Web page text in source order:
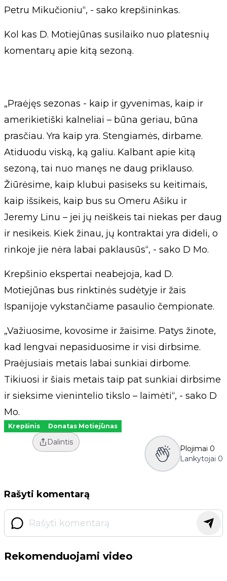
Petru Mikučioniu“, - sako krepšininkas.
Kol kas D. Motiejūnas susilaiko nuo platesnių
komentarų apie kitą sezoną.
„Praėjęs sezonas - kaip ir gyvenimas, kaip ir
amerikietiški kalneliai – būna geriau, būna
prasčiau. Yra kaip yra. Stengiamės, dirbame.
Atiduodu viską, ką galiu. Kalbant apie kitą
sezoną, tai nuo manęs ne daug priklauso.
Žiūrėsime, kaip klubui pasiseks su keitimais,
kaip išsikeis, kaip bus su Omeru Ašiku ir
Jeremy Linu – jei jų neiškeis tai niekas per daug
ir nesikeis. Kiek žinau, jų kontraktai yra dideli, o
rinkoje jie nėra labai paklausūs“, - sako D Mo.
Krepšinio ekspertai neabejoja, kad D.
Motiejūnas bus rinktinės sudėtyje ir žais
Ispanijoje vykstančiame pasaulio čempionate.
„Važiuosime, kovosime ir žaisime. Patys žinote,
kad lengvai nepasiduosime ir visi dirbsime.
Praėjusiais metais labai sunkiai dirbome.
Tikiuosi ir šiais metais taip pat sunkiai dirbsime
ir sieksime vienintelio tikslo – laimėti“, - sako D
Mo.
Krepšinis Donatas Motiejūnas
Dalintis
Plojimai 0
Lankytojai 0
Rašyti komentarą
Rekomenduojami video